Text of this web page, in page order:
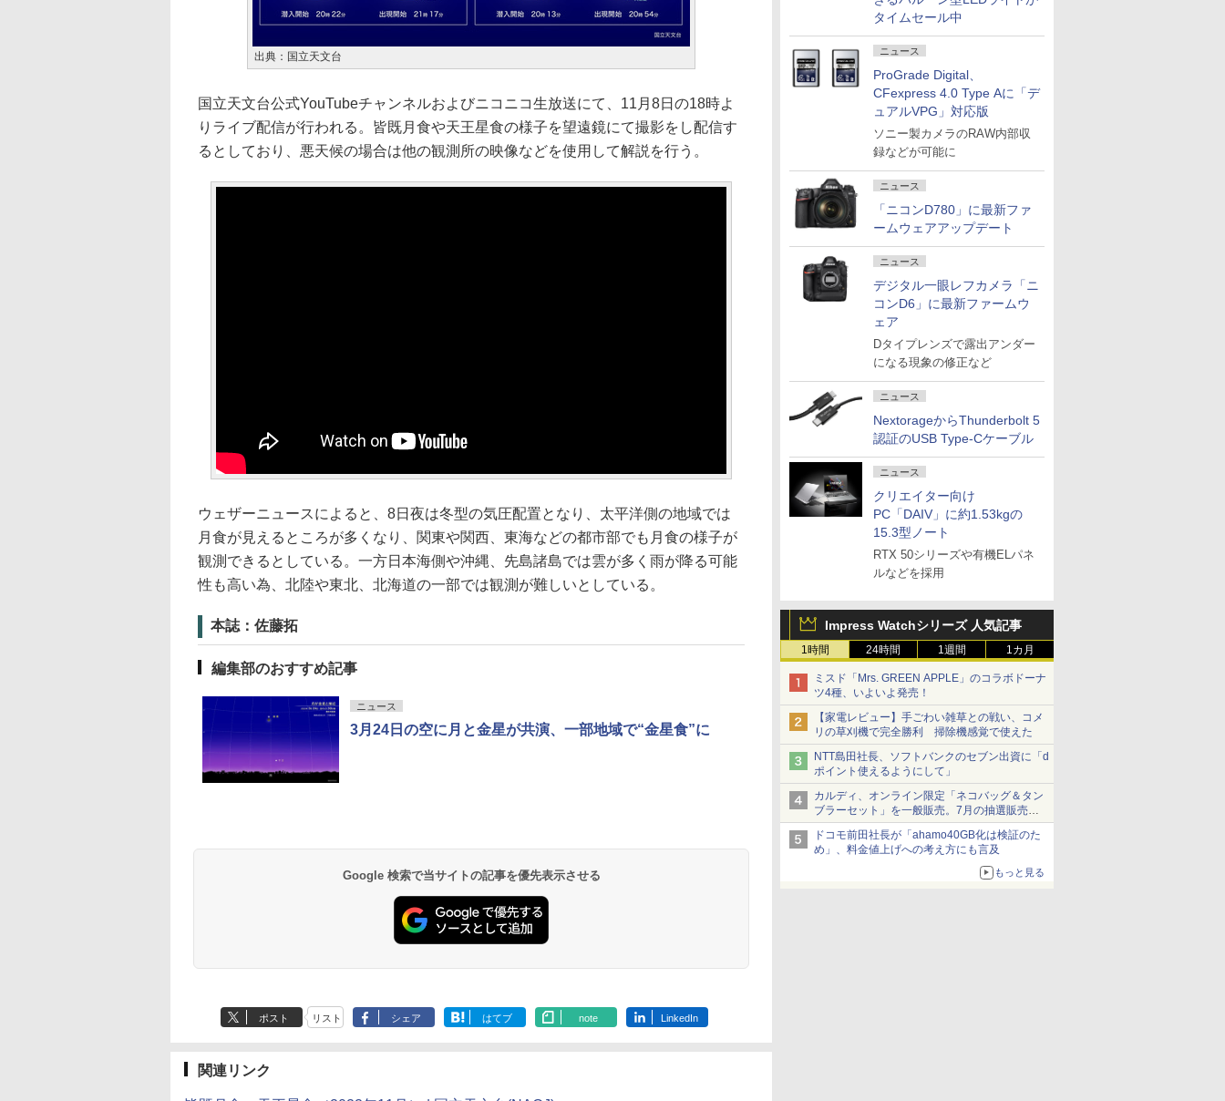
タイムセール中
ニュース
ProGrade Digital、
CFexpress 4.0 Type Aに「デ
ュアルVPG」対応版
ソニー製カメラのRAW内部収
録などが可能に
ニュース
「ニコンD780」に最新ファ
ームウェアアップデート
ニュース
デジタル一眼レフカメラ「ニ
コンD6」に最新ファームウ
ェア
Dタイプレンズで露出アンダー
になる現象の修正など
ニュース
NextorageからThunderbolt 5
認証のUSB Type-Cケーブル
ニュース
クリエイター向け
PC「DAIV」に約1.53kgの
15.3型ノート
RTX 50シリーズや有機ELパネ
ルなどを採用
Impress Watchシリーズ 人気記事
1時間 24時間 1週間 1カ月
ミスド「Mrs. GREEN APPLE」のコラボドーナ
ツ4種、いよいよ発売！
【家電レビュー】手ごわい雑草との戦い、コメ
リの草刈機で完全勝利 掃除機感覚で使えた
NTT島田社長、ソフトバンクのセブン出資に「d
ポイント使えるようにして」
カルディ、オンライン限定「ネコバッグ＆タン
ブラーセット」を一般販売。7月の抽選販売の
当選無効分
ドコモ前田社長が「ahamo40GB化は検証のた
め」、料金値上げへの考え方にも言及
もっと見る
出典：国立天文台
国立天文台公式YouTubeチャンネルおよびニコニコ生放送にて、11月8日の18時よ
りライブ配信が行われる。皆既月食や天王星食の様子を望遠鏡にて撮影をし配信す
るとしており、悪天候の場合は他の観測所の映像などを使用して解説を行う。
ウェザーニュースによると、8日夜は冬型の気圧配置となり、太平洋側の地域では
月食が見えるところが多くなり、関東や関西、東海などの都市部でも月食の様子が
観測できるとしている。一方日本海側や沖縄、先島諸島では雲が多く雨が降る可能
性も高い為、北陸や東北、北海道の一部では観測が難しいとしている。
本誌：佐藤拓
編集部のおすすめ記事
ニュース
3月24日の空に月と金星が共演、一部地域で“金星食”に
Google 検索で当サイトの記事を優先表示させる
ポスト リスト シェア はてブ note LinkedIn
関連リンク